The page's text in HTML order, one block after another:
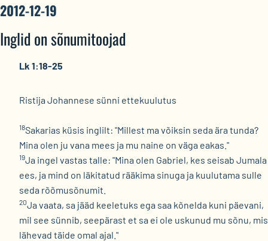
2012-12-19
Inglid on sõnumitoojad
Lk 1:18-25
Ristija Johannese sünni ettekuulutus
18Sakarias küsis inglilt: "Millest ma võiksin seda ära tunda?
Mina olen ju vana mees ja mu naine on väga eakas."
19Ja ingel vastas talle: "Mina olen Gabriel, kes seisab Jumala
ees, ja mind on läkitatud rääkima sinuga ja kuulutama sulle
seda rõõmusõnumit.
20Ja vaata, sa jääd keeletuks ega saa kõnelda kuni päevani,
mil see sünnib, seepärast et sa ei ole uskunud mu sõnu, mis
lähevad täide omal ajal."